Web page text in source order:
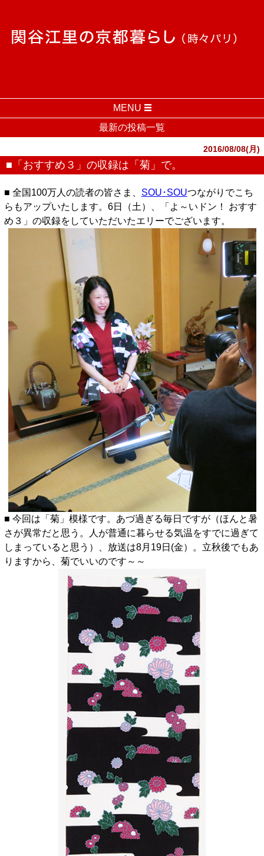
MENU
最新の投稿一覧
2016/08/08(月)
■「おすすめ３」の収録は「菊」で。
■ 全国100万人の読者の皆さま、 SOU･SOUつながりでこち
らもアップいたします。6日（土）、「よ～いドン！ おすす
め３」の収録をしていただいたエリーでございます。
■ 今回は「菊」模様です。あづ過ぎる毎日ですが（ほんと暑
さが異常だと思う。人が普通に暮らせる気温をすでに過ぎて
しまっていると思う）、放送は8月19日(金）。立秋後でもあ
りますから、菊でいいのです～～